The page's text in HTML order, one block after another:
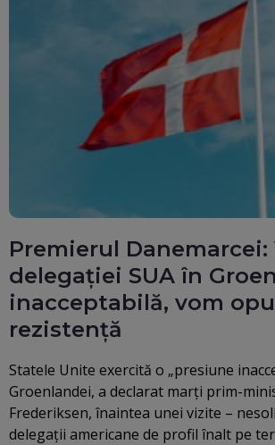
Premierul Danemarcei:
delegației SUA în
inacceptabilă, vom
rezistență
Statele Unite exercită o „presiune
Groenlandei, a declarat marţi prim-
Frederiksen, înaintea unei vizite –
delegaţii americane de profil înalt pe